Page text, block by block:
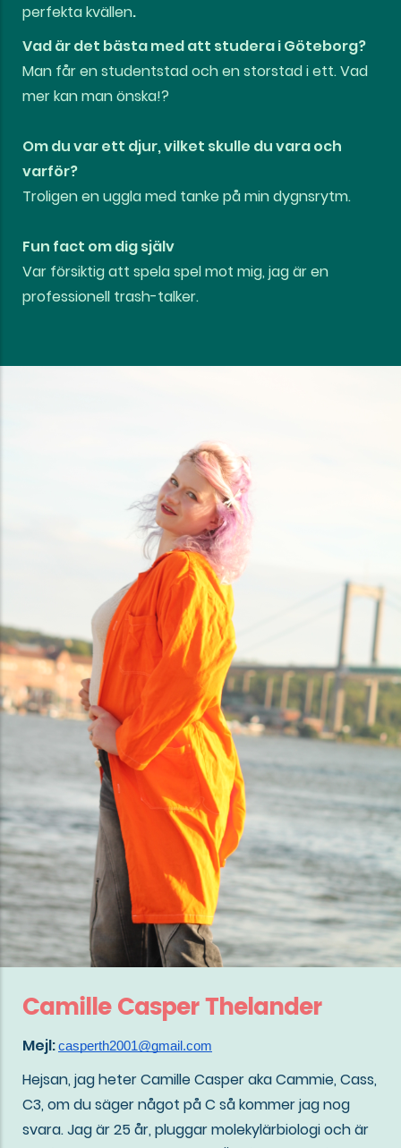
perfekta kvällen.
Vad är det bästa med att studera i Göteborg?
Man får en studentstad och en storstad i ett. Vad
mer kan man önska!?
Om du var ett djur, vilket skulle du vara och
varför?
Troligen en uggla med tanke på min dygnsrytm.
Fun fact om dig själv
Var försiktig att spela spel mot mig, jag är en
professionell trash-talker.
Camille Casper Thelander
Mejl:casperth2001@gmail.com
Hejsan, jag heter Camille Casper aka Cammie, Cass,
C3, om du säger något på C så kommer jag nog
svara. Jag är 25 år, pluggar molekylärbiologi och är